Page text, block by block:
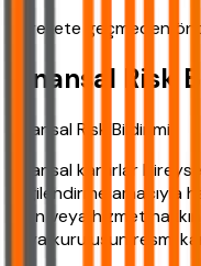
Harekete geçmeden
Finansal Risk
Finansal Risk Bildirimi
Finansal kararlar
bilgilendirme amacıyla
ürün veya hizmet
veya kuruluşun resmi